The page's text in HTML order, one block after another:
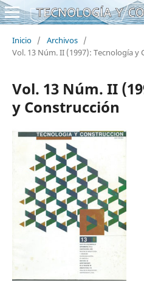
Inicio / Archivos /
Vol. 13 Núm. II (1997): Tecnología y
Vol. 13 Núm. II
y Construcción